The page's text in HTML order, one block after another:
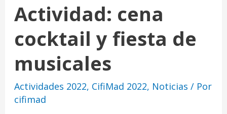
Actividad: cena
cocktail y fiesta de
musicales
Actividades 2022, CifiMad 2022, Noticias / Por
cifimad